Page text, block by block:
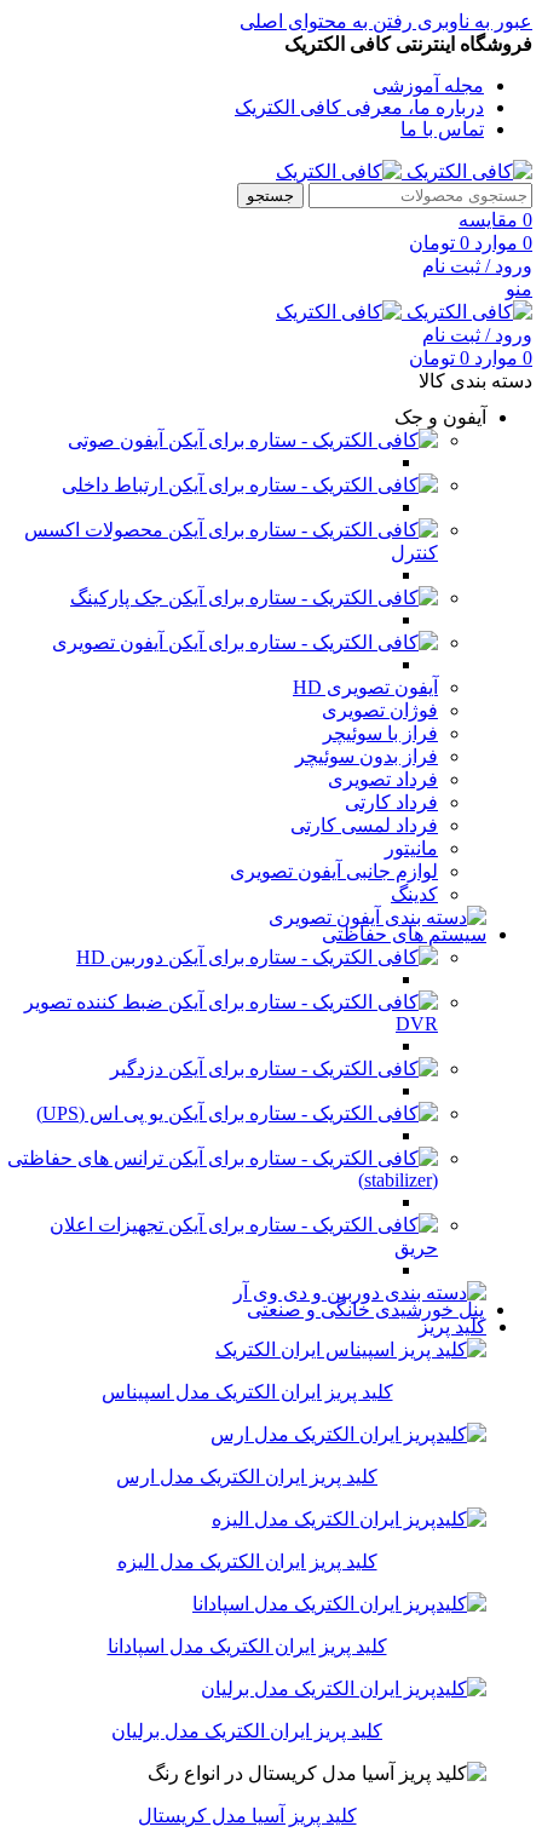
عبور به ناوبری رفتن به محتوای اصلی
فروشگاه اینترنتی کافی الکتریک
مجله آموزشی
درباره ما، معرفی کافی الکتریک
تماس با ما
جستجو
0 مقایسه
0 موارد 0 تومان
ورود / ثبت نام
منو
ورود / ثبت نام
0 موارد 0 تومان
دسته بندی کالا
آیفون و جک
آیفون صوتی
ارتباط داخلی
محصولات اکسس
کنترل
جک پارکینگ
آیفون تصویری
آیفون تصویری HD
فوژان تصویری
فراز با سوئیچر
فراز بدون سوئیچر
فرداد تصویری
فرداد کارتی
فرداد لمسی کارتی
مانیتور
لوازم جانبی آیفون تصویری
کدینگ
سیستم های حفاظتی
دوربین HD
ضبط کننده تصویر
DVR
دزدگیر
یو پی اس (UPS)
ترانس های حفاظتی
(stabilizer)
تجهیزات اعلان
حریق
پنل خورشیدی خانگی و صنعتی
کلید پریز
کلید پریز ایران الکتریک مدل اسپیناس
کلید پریز ایران الکتریک مدل ارس
کلید پریز ایران الکتریک مدل الیزه
کلید پریز ایران الکتریک مدل اسپادانا
کلید پریز ایران الکتریک مدل برلیان
کلید پریز آسیا مدل کریستال